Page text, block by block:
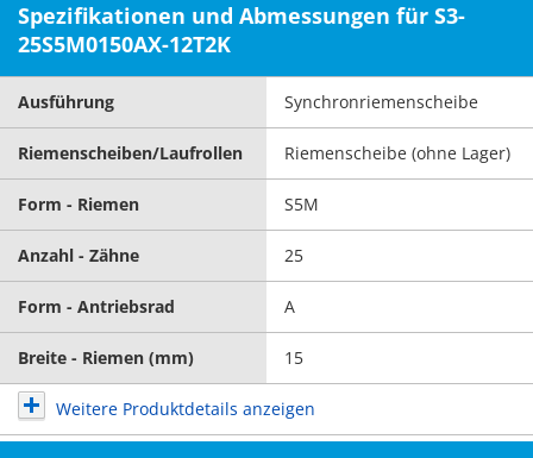
Spezifikationen und Abmessungen für S3-
25S5M0150AX-12T2K
Ausführung Synchronriemenscheibe
Riemenscheiben/Laufrollen Riemenscheibe (ohne Lager)
Form - Riemen S5M
Anzahl - Zähne 25
Form - Antriebsrad A
Breite - Riemen (mm) 15
Weitere Produktdetails anzeigen